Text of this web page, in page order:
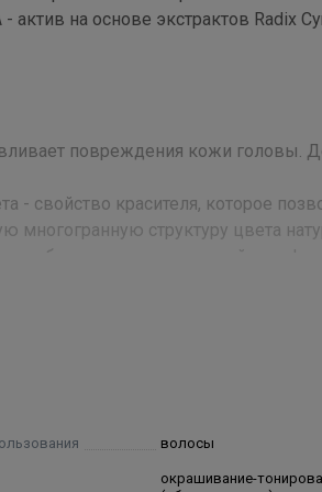
актив на основе экстрактов Radix
повреждения кожи головы.
свойство красителя, которое
многогранную структуру цвета
смешивания, а также удобство
волосы
окрашивание-